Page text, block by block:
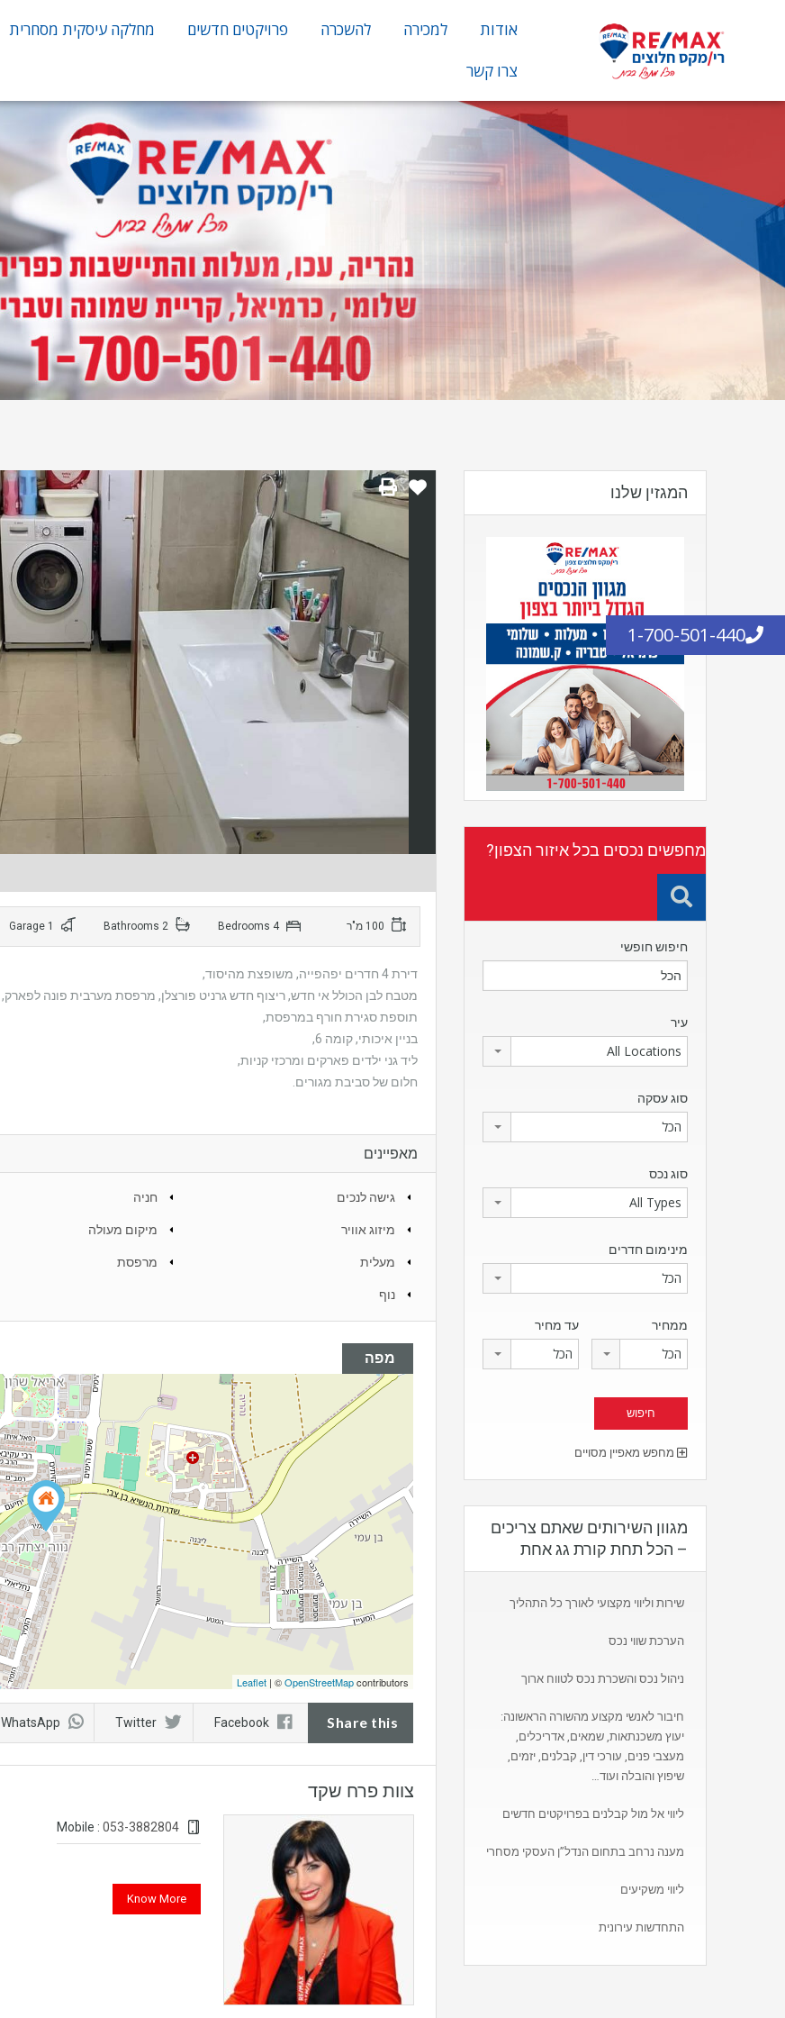
אודות למכירה להשכרה פרויקטים חדשים מחלקה עיסקית מסחרית
צרו קשר
4 Bedrooms
דירת 4 חדרים יפהפייה, משופצת מהיסוד,
מטבח לבן הכולל אי חדש, ריצוף חדש גרניט פורצלן, מרפסת מערבית פונה לפארק,
תוספת סגירת חורף במרפסת,
בניין איכותי, קומה 6,
ליד גני ילדים פארקים ומרכזי קניות,
חלום של סביבת מגורים.
מאפיינים
גישה לנכים חניה
מיזוג אוויר מיקום מעולה
מעלית מרפסת
נוף
מפה
Leaflet | ©OpenStreetMapcontributors
Share this
Facebook
Twitter
WhatsApp
צוות פרח שקד
053-3882804
Know More
המגזין שלנו
מחפשים נכסים בכל איזור הצפון?
חיפוש חופשי
עיר
All Locations
סוג עסקה
הכל
סוג נכס
All Types
מינימום חדרים
הכל
ממחיר
הכל
עד מחיר
הכל
מחפש מאפיין מסויים
מגוון השירותים שאתם צריכים
– הכל תחת קורת גג אחת
שירות וליווי מקצועי לאורך כל התהליך
הערכת שווי נכס
ניהול נכס והשכרת נכס לטווח ארוך
חיבור לאנשי מקצוע מהשורה הראשונה:
יעוץ משכנתאות, שמאים, אדריכלים,
מעצבי פנים, עורכי דין, קבלנים, יזמים,
שיפוץ והובלה ועוד…
ליווי אל מול קבלנים בפרויקטים חדשים
מענה נרחב בתחום הנדל”ן העסקי מסחרי
ליווי משקיעים
התחדשות עירונית
1-700-501-440